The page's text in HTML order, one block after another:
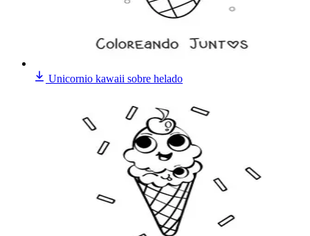
Unicornio kawaii sobre helado